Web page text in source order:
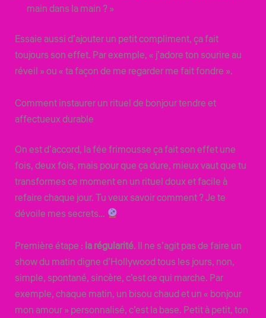
main dans la main ? »
Essaie aussi d’ajouter un petit compliment, ça fait
toujours son effet. Par exemple, « j’adore ton sourire au
réveil » ou « ta façon de me regarder me fait fondre ».
Comment instaurer un rituel de bonjour tendre et
affectueux durable
On est d’accord, la fée frimousse ça fait son effet une
fois, deux fois, mais pour que ça dure, mieux vaut que tu
transformes ce moment en un rituel doux et facile à
refaire chaque jour. Tu veux savoir comment ? Je te
dévoile mes secrets…
Première étape : la régularité. Il ne s’agit pas de faire un
show du matin digne d’Hollywood tous les jours, non,
simple, spontané, sincère, c’est ce qui marche. Par
exemple, chaque matin, un bisou chaud et un « bonjour
mon amour » personnalisé, c’est la base. Petit à petit, ton